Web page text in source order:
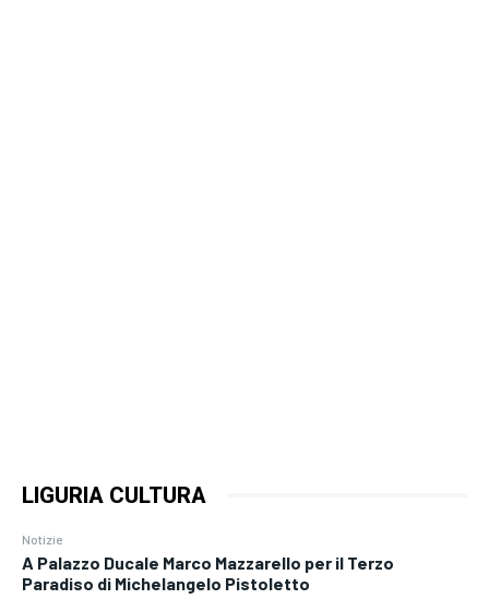
LIGURIA CULTURA
Notizie
A Palazzo Ducale Marco Mazzarello per il Terzo
Paradiso di Michelangelo Pistoletto